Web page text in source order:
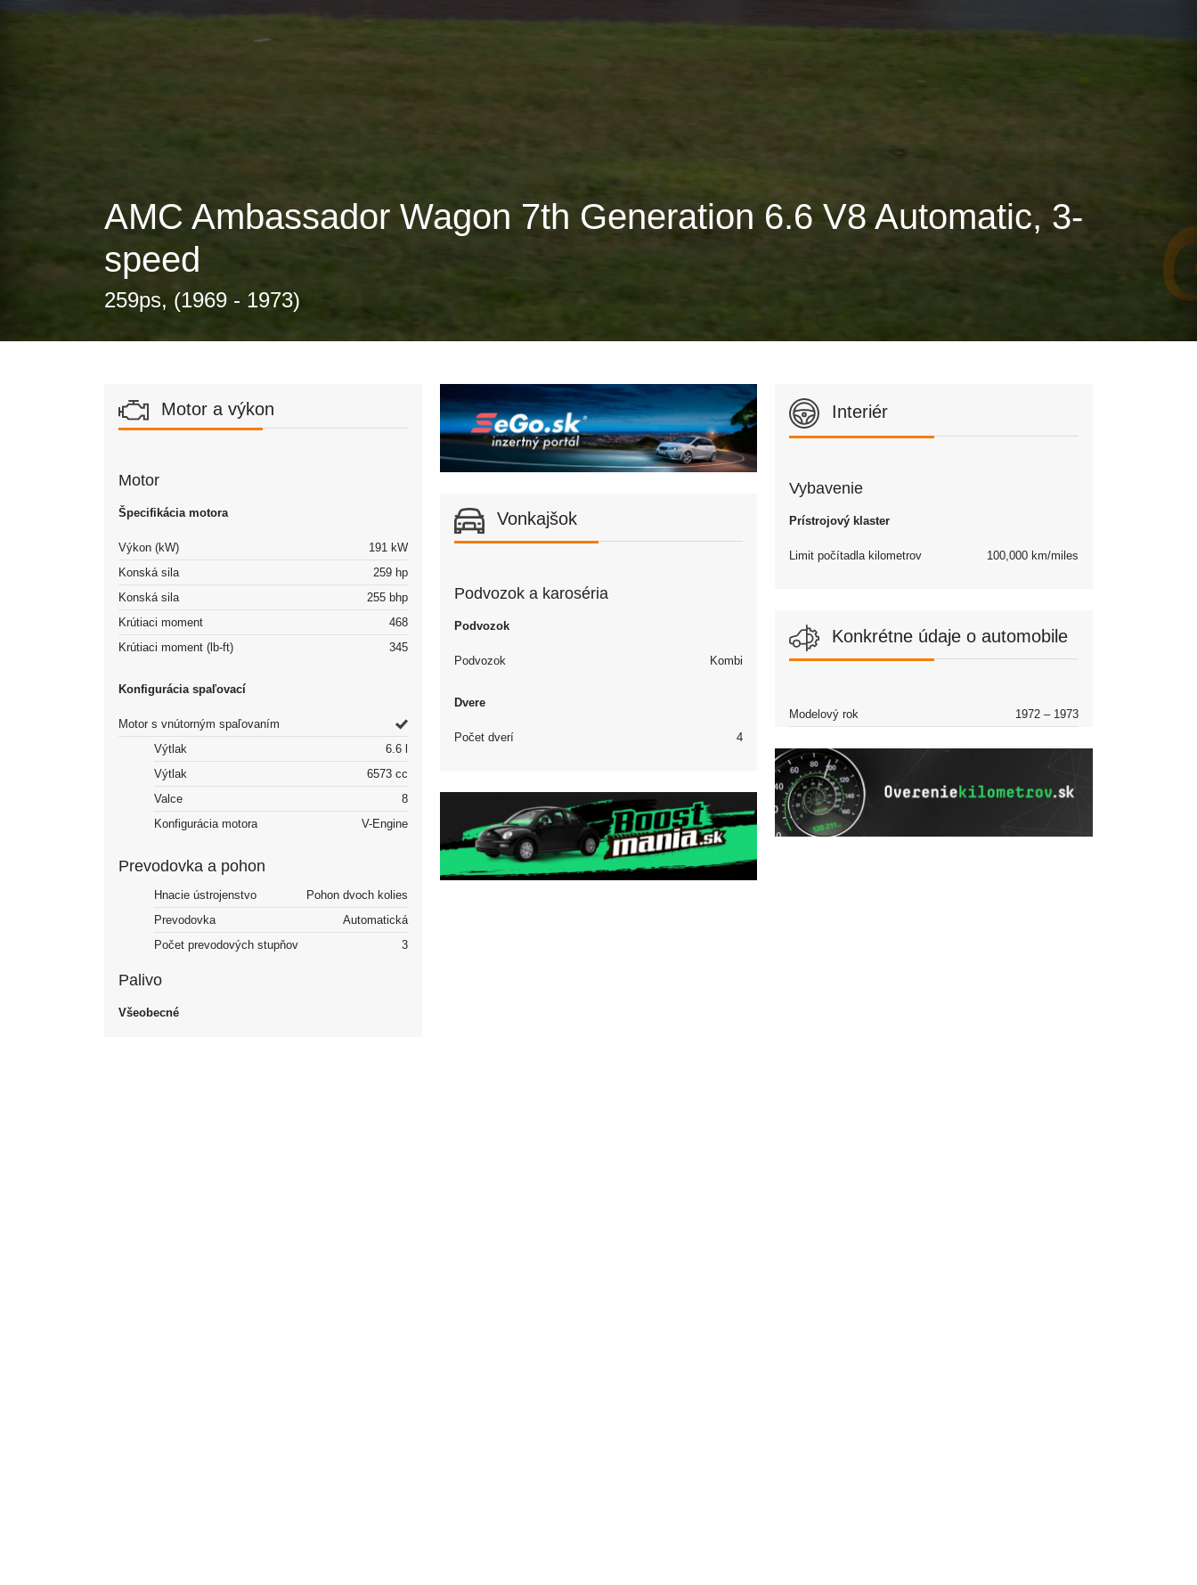
AMC Ambassador Wagon 7th Generation 6.6 V8 Automatic, 3-
speed
259ps, (1969 - 1973)
Motor a výkon
Motor
Špecifikácia motora
Výkon (kW)
191 kW
Konská sila
259 hp
Konská sila
255 bhp
Krútiaci moment
468
Krútiaci moment (lb-ft)
345
Konfigurácia spaľovací
Motor s vnútorným spaľovaním
Výtlak
6.6 l
Výtlak
6573 cc
Valce
8
Konfigurácia motora
V-Engine
Prevodovka a pohon
Hnacie ústrojenstvo
Pohon dvoch kolies
Prevodovka
Automatická
Počet prevodových stupňov
3
Palivo
Všeobecné
Vonkajšok
Podvozok a karoséria
Podvozok
Podvozok Kombi
Dvere
Počet dverí 4
Interiér
Vybavenie
Prístrojový klaster
Limit počítadla kilometrov 100,000 km/miles
Konkrétne údaje o automobile
Modelový rok 1972 – 1973